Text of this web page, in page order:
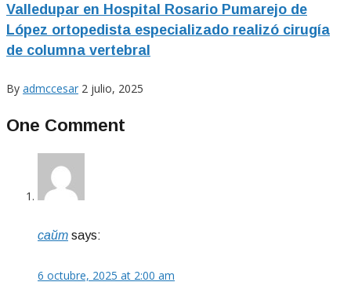
Valledupar en Hospital Rosario Pumarejo de
López ortopedista especializado realizó cirugía
de columna vertebral
By admccesar 2 julio, 2025
One Comment
сайт says:
6 octubre, 2025 at 2:00 am